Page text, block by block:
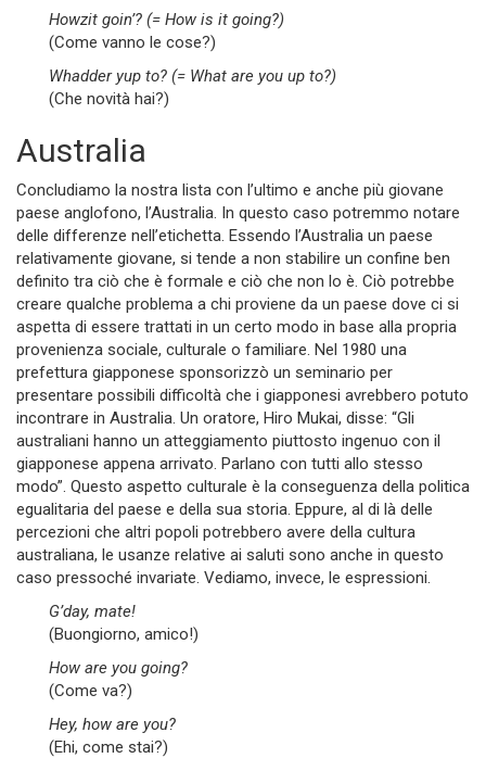
Howzit goin’? (= How is it going?)
(Come vanno le cose?)
Whadder yup to? (= What are you up to?)
(Che novità hai?)
Australia
Concludiamo la nostra lista con l’ultimo e anche più giovane
paese anglofono, l’Australia. In questo caso potremmo notare
delle differenze nell’etichetta. Essendo l’Australia un paese
relativamente giovane, si tende a non stabilire un confine ben
definito tra ciò che è formale e ciò che non lo è. Ciò potrebbe
creare qualche problema a chi proviene da un paese dove ci si
aspetta di essere trattati in un certo modo in base alla propria
provenienza sociale, culturale o familiare. Nel 1980 una
prefettura giapponese sponsorizzò un seminario per
presentare possibili difficoltà che i giapponesi avrebbero potuto
incontrare in Australia. Un oratore, Hiro Mukai, disse: “Gli
australiani hanno un atteggiamento piuttosto ingenuo con il
giapponese appena arrivato. Parlano con tutti allo stesso
modo”. Questo aspetto culturale è la conseguenza della politica
egualitaria del paese e della sua storia. Eppure, al di là delle
percezioni che altri popoli potrebbero avere della cultura
australiana, le usanze relative ai saluti sono anche in questo
caso pressoché invariate. Vediamo, invece, le espressioni.
G’day, mate!
(Buongiorno, amico!)
How are you going?
(Come va?)
Hey, how are you?
(Ehi, come stai?)